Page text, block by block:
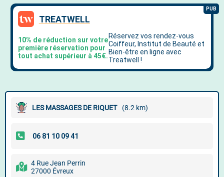
LES MASSAGES DE RIQUET (8.2 km)
4 Rue Jean Perrin
27000 Évreux